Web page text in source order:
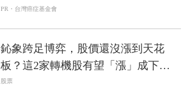
PR・台灣癌症基金會
鈊象跨足博弈，股價還沒漲到天花
板？這2家轉機股有望「漲」成下一
個鈊象？
股票